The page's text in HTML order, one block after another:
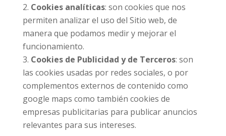
Cookies analíticas: son cookies que nos
permiten analizar el uso del Sitio web, de
manera que podamos medir y mejorar el
funcionamiento.
Cookies de Publicidad y de Terceros: son
las cookies usadas por redes sociales, o por
complementos externos de contenido como
google maps como también cookies de
empresas publicitarias para publicar anuncios
relevantes para sus intereses.